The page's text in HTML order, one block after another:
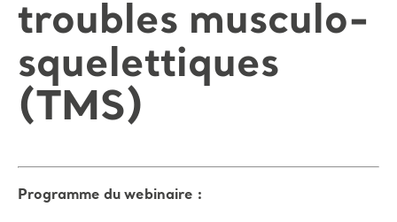
troubles musculo-
squelettiques
(TMS)
Programme du webinaire :